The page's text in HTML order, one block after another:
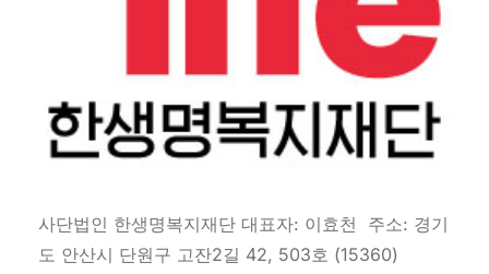
사단법인 한생명복지재단 대표자: 이효천 주소: 경기
도 안산시 단원구 고잔2길 42, 503호 (15360)